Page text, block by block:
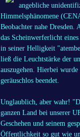
angebliche
Himmelsphänomene
Beobachter nahe Dresden.
das Scheinwerferlicht
in seiner Helligkeit
ließ die Leuchtstärke der
auszugehen. Hierbei
geräuschlos beendet.
Unglaublich, aber wahr!
ganzen Land bei unserer
Geschehen und seinem
Öffentlichkeit so gut wie